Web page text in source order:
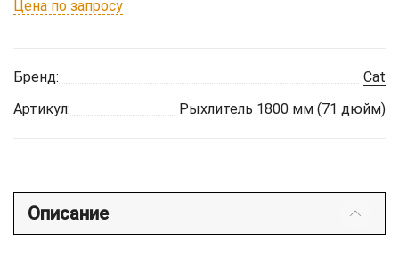
Цена по запросу
Бренд:
Cat
Артикул:
Рыхлитель 1800 мм (71 дюйм)
Описание